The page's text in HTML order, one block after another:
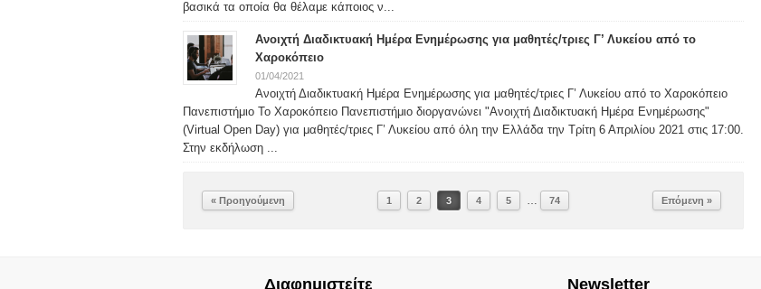
βασικά τα οποία θα θέλαμε κάποιος ν...
Ανοιχτή Διαδικτυακή Ημέρα Ενημέρωσης για μαθητές/τριες Γ’ Λυκείου από το
Χαροκόπειο
01/04/2021
Ανοιχτή Διαδικτυακή Ημέρα Ενημέρωσης για μαθητές/τριες Γ’ Λυκείου από το Χαροκόπειο
Πανεπιστήμιο Το Χαροκόπειο Πανεπιστήμιο διοργανώνει "Ανοιχτή Διαδικτυακή Ημέρα Ενημέρωσης"
(Virtual Open Day) για μαθητές/τριες Γ’ Λυκείου από όλη την Ελλάδα την Τρίτη 6 Απριλίου 2021 στις 17:00.
Στην εκδήλωση ...
« Προηγούμενη 1 2 3 4 5 … 74 Επόμενη »
Διαφημιστείτε Newsletter